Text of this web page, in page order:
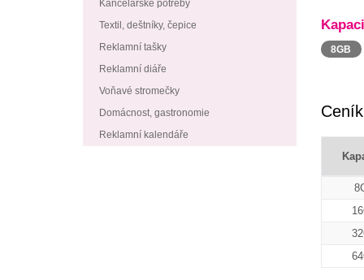
8GB
Kancelářské potřeby
Textil, deštníky, čepice
Reklamní tašky
Reklamní diáře
Voňavé stromečky
Domácnost, gastronomie
Reklamní kalendáře